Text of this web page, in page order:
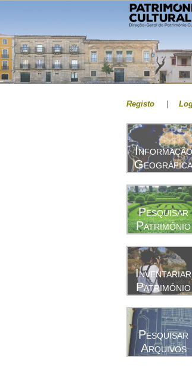
Registo
Informação
Geográfica
Pesquisar
Património
Inventariar
Património
Pesquisar
Arquivos